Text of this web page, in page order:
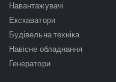
Навантажувачі
Екскаватори
Будівельна техніка
Навісне обладнання
Генератори